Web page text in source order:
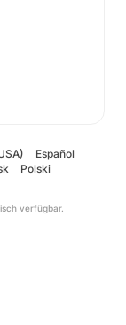
Español
Polski
verfügbar.